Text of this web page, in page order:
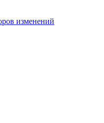
изменений